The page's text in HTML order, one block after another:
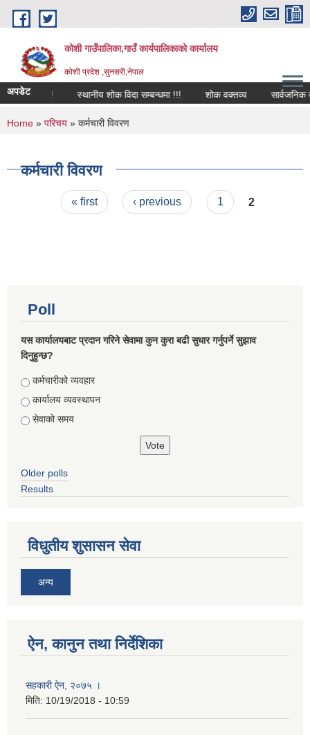
Skip to main content
कोशी गाउँपालिका,गाउँ कार्यपालिकाको कार्यालय
काेशी प्रदेश ,सुनसरी,नेपाल
अपडेट!!! स्थानीय शोक विदा सम्बन्धमा !!! शोक वक्तव्य सार्वजनिक
You are here
Home » परिचय » कर्मचारी विवरण
कर्मचारी विवरण
Pages« first ‹ previous 1 2
Poll
यस कार्यालयबाट प्रदान गरिने सेवामा कुन कुरा बढी सुधार गर्नुपर्ने सुझाव
दिनुहुन्छ?
Choices
कर्मचारीको व्यवहार
कार्यालय व्यवस्थापन
सेवाको समय
Older polls
Results
विधुतीय शुसासन सेवा
अन्य
ऐन, कानुन तथा निर्देशिका
सहकारी ऐन, २०७५ ।
मिति: 10/19/2018 - 10:59